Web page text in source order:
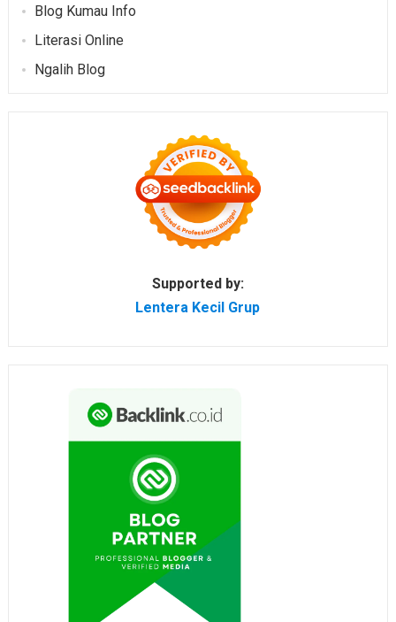
Blog Kumau Info
Literasi Online
Ngalih Blog
Supported by:
Lentera Kecil Grup